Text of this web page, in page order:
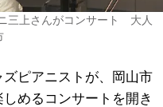
三上さんがコンサート 大人
ピアニストが、岡山市
めるコンサートを開き